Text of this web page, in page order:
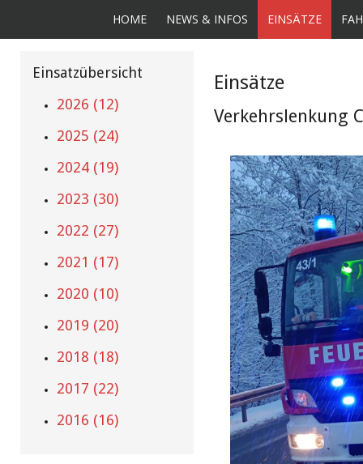
HOME NEWS & INFOS EINSÄTZE
Einsätze
Verkehrslenkung
Einsatzübersicht
2026 (12)
2025 (24)
2024 (19)
2023 (30)
2022 (27)
2021 (17)
2020 (10)
2019 (20)
2018 (18)
2017 (22)
2016 (16)